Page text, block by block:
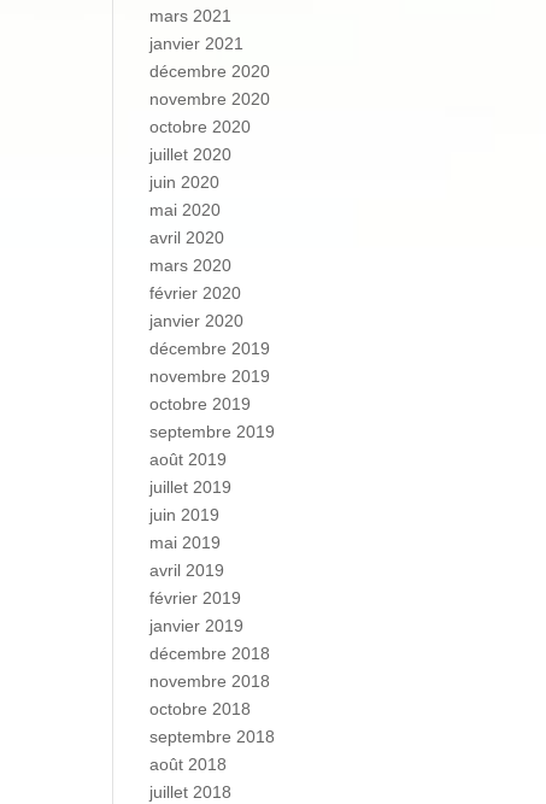
mars 2021
janvier 2021
décembre 2020
novembre 2020
octobre 2020
juillet 2020
juin 2020
mai 2020
avril 2020
mars 2020
février 2020
janvier 2020
décembre 2019
novembre 2019
octobre 2019
septembre 2019
août 2019
juillet 2019
juin 2019
mai 2019
avril 2019
février 2019
janvier 2019
décembre 2018
novembre 2018
octobre 2018
septembre 2018
août 2018
juillet 2018